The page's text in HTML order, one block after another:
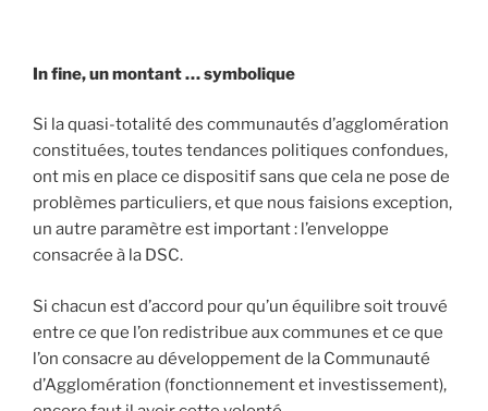
In fine, un montant … symbolique
Si la quasi-totalité des communautés d’agglomération
constituées, toutes tendances politiques confondues,
ont mis en place ce dispositif sans que cela ne pose de
problèmes particuliers, et que nous faisions exception,
un autre paramètre est important : l’enveloppe
consacrée à la DSC.
Si chacun est d’accord pour qu’un équilibre soit trouvé
entre ce que l’on redistribue aux communes et ce que
l’on consacre au développement de la Communauté
d’Agglomération (fonctionnement et investissement),